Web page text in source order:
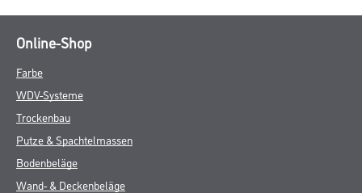
Online-Shop
Farbe
WDV-Systeme
Trockenbau
Putze & Spachtelmassen
Bodenbeläge
Wand- & Deckenbeläge